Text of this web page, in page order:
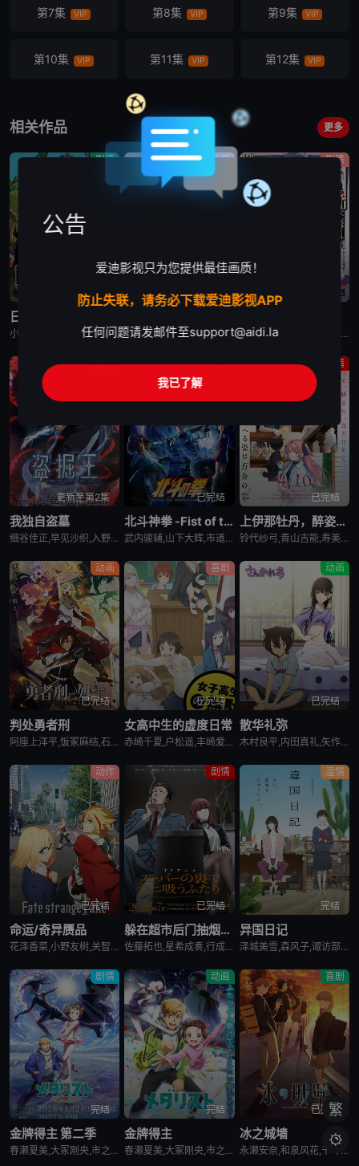
第7集 VIP 第8集 VIP 第9集 VIP
第10集 VIP 第11集 VIP 第12集 VIP
相关作品 更多
剧情
已完结
日本三国
小野贤章,福山润,濑户麻沙美,山路和弘,中村悠一,长嶝高士,木村太飞,潘惠美,津田美波,堀内贤雄
动画
更新至第2集
菱川花菜,川石奈奈,深见梨加,村濑步,大野智敬,真殿光昭,住友七绘,寺杣昌纪,津田美波,山本和臣
剧情
永濑安奈,江口拓也,高桥李依,福山润,岛崎信长,小林千晃,阿座上洋平,山下诚一郎,盐野瑛久,寺杣昌纪,大塚明夫
动作
更新至第2集
我独自盗墓
细谷佳正,早见沙织,入野自由,诹访部顺一
动作
已完结
北斗神拳 -Fist of the North Star-
武内骏辅,山下大辉,市道真央
剧情
已完结
上伊那牡丹，醉姿如百合
铃代纱弓,青山吉能,寿美菜子,天海由梨奈,富田美忧,河濑茉希
动画
已完结
判处勇者刑
阿座上洋平,饭冢麻结,石上静香,堀江瞬,土岐隼一,上田燿司,松冈祯丞,福岛润,千叶翔也,日笠阳子,中村悠一,大西沙织
喜剧
已完结
女高中生的虚度日常
赤崎千夏,户松遥,丰崎爱生,长绳麻理亚,富田美忧,高桥李依,佐藤聪美,市道真央,兴津和幸,上田丽奈,名冢佳织,落合福嗣,松冈祯丞,岛崎信长
动画
已完结
散华礼弥
木村良平,内田真礼,矢作纱友里,井口裕香,荻野晴朗,石冢运升,西山宏太朗,桑岛法子,岩濑周平,西口杏里沙
动作
已完结
命运/奇异赝品
花泽香菜,小野友树,关智一,诸星堇,小林优,Lynn,小西克幸,内田真礼,森久保祥太郎,羽多野涉,松冈祯丞,堀内贤雄,古贺葵,橘龙丸,浪川大辅,榎木淳弥,咲野俊介
剧情
已完结
躲在超市后门抽烟的两人
佐藤拓也,星希成奏,行成桃姬,丰口惠美,安田陆矢,日笠阳子,高桥伸也
温情
完结
异国日记
泽城美雪,森风子,诹访部顺一,诸星堇,松井惠理子,近藤隆,大原沙耶香
剧情
完结
金牌得主 第二季
春濑夏美,大冢刚央,市之濑加那,内田雄马,小市真琴,坂泰斗,阿部菜摘子,伊藤舞音,长绳麻理亚,田中美海,远野光,田中贵子,夏吉优子,山村响,蓝原琴美,茅野爱衣
动画
完结
金牌得主
春濑夏美,大冢刚央,市之濑加那,内田雄马
喜剧
已完结
冰之城墙
永濑安奈,和泉风花,千叶翔也,猪股慧士,新福樱,小林千晃,鬼头明里,波多野翔,川井田夏海
繁

公告
爱迪影视只为您提供最佳画质！
防止失联，请务必下载爱迪影视APP
任何问题请发邮件至support@aidi.la
我已了解